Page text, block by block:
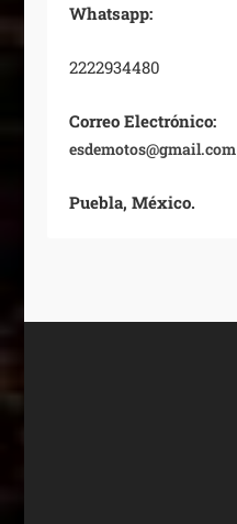
Whatsapp:
2222934480
Correo Electrónico:
esdemotos@gmail.com
Puebla, México.